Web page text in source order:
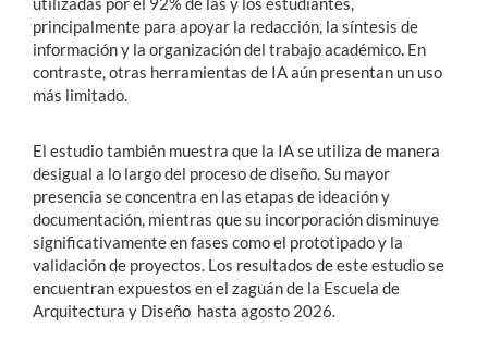
principalmente para apoyar la redacción, la síntesis de
información y la organización del trabajo académico. En
contraste, otras herramientas de IA aún presentan un uso
más limitado.
El estudio también muestra que la IA se utiliza de manera
desigual a lo largo del proceso de diseño. Su mayor
presencia se concentra en las etapas de ideación y
documentación, mientras que su incorporación disminuye
significativamente en fases como el prototipado y la
validación de proyectos. Los resultados de este estudio se
encuentran expuestos en el zaguán de la Escuela de
Arquitectura y Diseño hasta agosto 2026.